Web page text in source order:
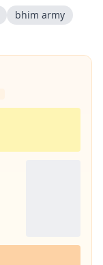
bhim army